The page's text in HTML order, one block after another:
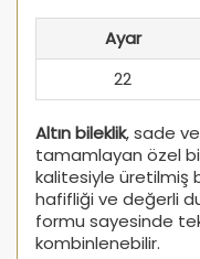
Ayar
22
Altın bileklik, sade ve
tamamlayan özel
kalitesiyle üretilmiş
hafifliği ve değerli
formu sayesinde
kombinlenebilir.